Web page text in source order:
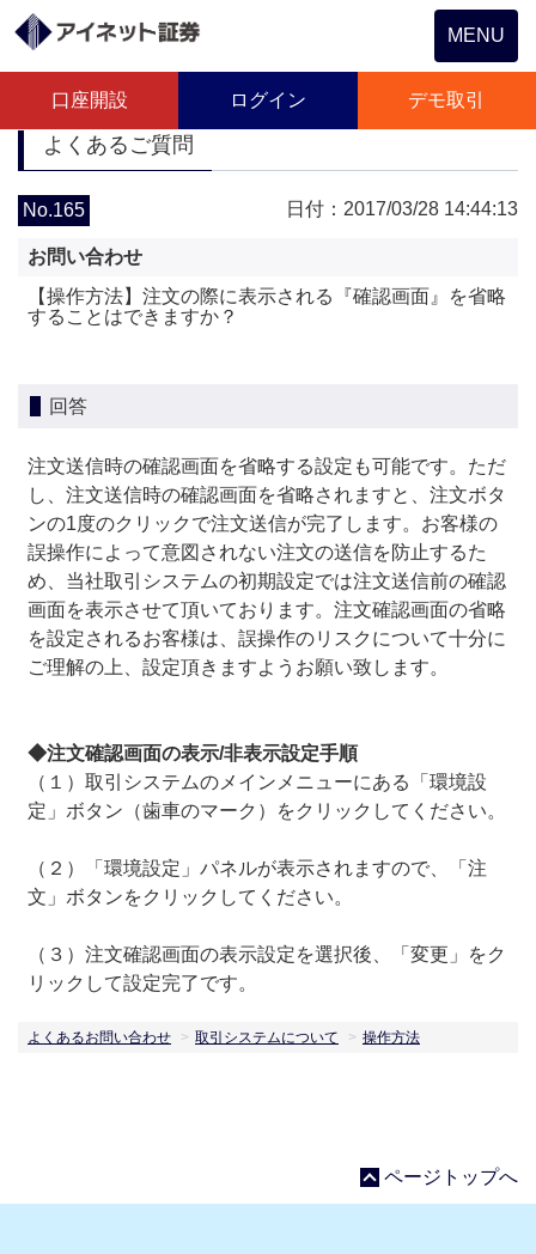
Toggle
navigation
MENU
口座開設 ログイン デモ取引
よくあるご質問
No.165 日付：2017/03/28 14:44:13
お問い合わせ
【操作方法】注文の際に表示される『確認画面』を省略
することはできますか？
回答
注文送信時の確認画面を省略する設定も可能です。ただ
し、注文送信時の確認画面を省略されますと、注文ボタ
ンの1度のクリックで注文送信が完了します。お客様の
誤操作によって意図されない注文の送信を防止するた
め、当社取引システムの初期設定では注文送信前の確認
画面を表示させて頂いております。注文確認画面の省略
を設定されるお客様は、誤操作のリスクについて十分に
ご理解の上、設定頂きますようお願い致します。
◆注文確認画面の表示/非表示設定手順
（１）取引システムのメインメニューにある「環境設
定」ボタン（歯車のマーク）をクリックしてください。
（２）「環境設定」パネルが表示されますので、「注
文」ボタンをクリックしてください。
（３）注文確認画面の表示設定を選択後、「変更」をク
リックして設定完了です。
よくあるお問い合わせ 取引システムについて 操作方法
ページトップへ